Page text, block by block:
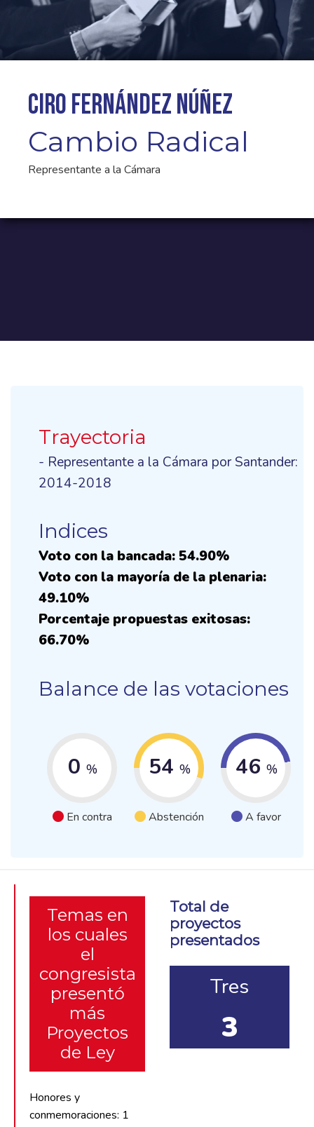
Ciro Fernández Núñez
Cambio Radical
Representante a la Cámara
Trayectoria
- Representante a la Cámara por Santander:
2014-2018
Indices
Voto con la bancada: 54.90%
Voto con la mayoría de la plenaria:
49.10%
Porcentaje propuestas exitosas:
66.70%
Balance de las votaciones
0 %
En contra
54 %
Abstención
46 %
A favor
Temas en
los cuales
el
congresista
presentó
más
Proyectos
de Ley
Honores y
conmemoraciones: 1
Total de
proyectos
presentados
Tres
3